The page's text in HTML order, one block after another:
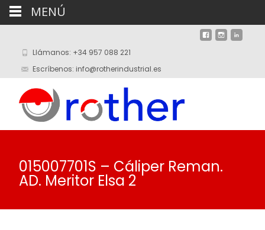
Llámanos: +34 957 088 221
Escríbenos: info@rotherindustrial.es
015007701S – Cáliper Reman.
AD. Meritor Elsa 2
MENÚ